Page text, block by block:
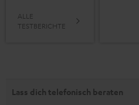
ALLE
TESTBERICHTE
Lass dich telefonisch beraten